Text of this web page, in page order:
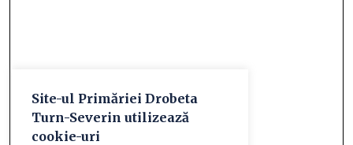
Site-ul Primăriei Drobeta
Turn-Severin utilizează
cookie-uri